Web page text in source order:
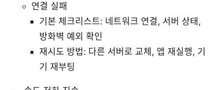
연결 실패
기본 체크리스트: 네트워크 연결, 서버 상태,
방화벽 예외 확인
재시도 방법: 다른 서버로 교체, 앱 재실행, 기
기 재부팅